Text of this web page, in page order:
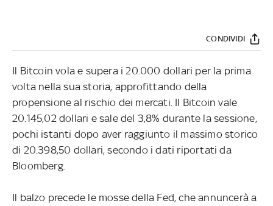
CONDIVIDI
Il Bitcoin vola e supera i 20.000 dollari per la prima
volta nella sua storia, approfittando della
propensione al rischio dei mercati. Il Bitcoin vale
20.145,02 dollari e sale del 3,8% durante la sessione,
pochi istanti dopo aver raggiunto il massimo storico
di 20.398,50 dollari, secondo i dati riportati da
Bloomberg.
Il balzo precede le mosse della Fed, che annuncerà a